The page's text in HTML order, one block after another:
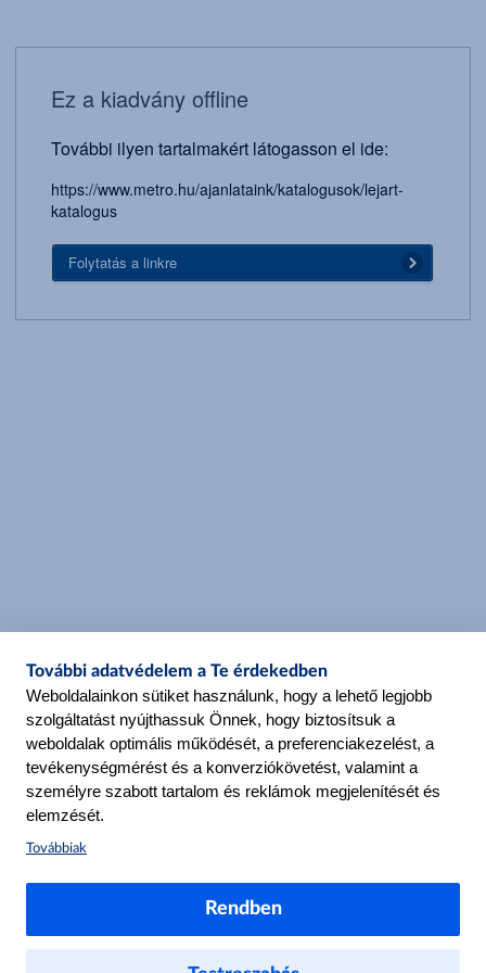
Ez a kiadvány offline
További ilyen tartalmakért látogasson el ide:
https://www.metro.hu/ajanlataink/katalogusok/lejart-
katalogus
Folytatás a linkre